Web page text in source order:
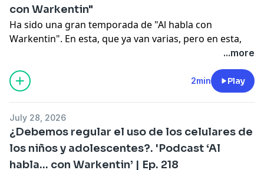
con Warkentin"
Ha sido una gran temporada de "Al habla con
Warkentin". En esta, que ya van varias, pero en esta,
tuvimos 24 episodios en donde hablamos del sistema
hablamos de la colección Gelman y todo el escándalo
que se estaba armando, hablamos
México, hablamos de la polémica con la
derecha, la extrema derecha, las nuevas ideas, por
ponerlo entre comillas, hablamos también de
la obra de Teodoro González de León y nos fuimos al
...more
2min Play
July 28, 2026
¿Debemos regular el uso de los celulares de
los niños y adolescentes?. 'Podcast ‘Al
habla... con Warkentin’ | Ep. 218